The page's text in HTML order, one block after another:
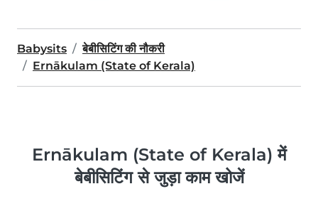
Babysits
बेबीसिटिंग की नौकरी
Ernākulam (State of Kerala)
Ernākulam (State of Kerala) में
बेबीसिटिंग से जुड़ा काम खोजें